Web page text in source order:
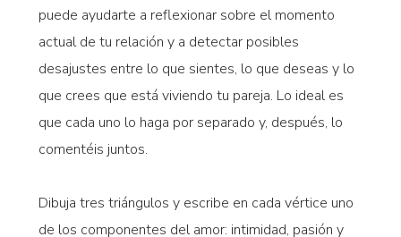
puede ayudarte a reflexionar sobre el momento
actual de tu relación y a detectar posibles
desajustes entre lo que sientes, lo que deseas y lo
que crees que está viviendo tu pareja. Lo ideal es
que cada uno lo haga por separado y, después, lo
comentéis juntos.
Dibuja tres triángulos y escribe en cada vértice uno
de los componentes del amor: intimidad, pasión y